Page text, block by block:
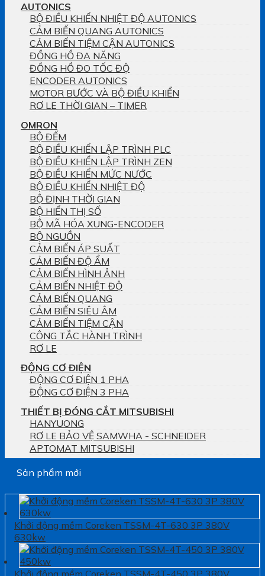
AUTONICS
BỘ ĐIỀU KHIỂN NHIỆT ĐỘ AUTONICS
CẢM BIẾN QUANG AUTONICS
CẢM BIẾN TIỆM CẬN AUTONICS
ĐỒNG HỒ ĐA NĂNG
ĐỒNG HỒ ĐO TỐC ĐỘ
ENCODER AUTONICS
MOTOR BƯỚC VÀ BỘ ĐIỀU KHIỂN
RƠ LE THỜI GIAN – TIMER
OMRON
BỘ ĐẾM
BỘ ĐIỀU KHIỂN LẬP TRÌNH PLC
BỘ ĐIỀU KHIỂN LẬP TRÌNH ZEN
BỘ ĐIỀU KHIỂN MỨC NƯỚC
BỘ ĐIỀU KHIỂN NHIỆT ĐỘ
BỘ ĐỊNH THỜI GIAN
BỘ HIỂN THỊ SỐ
BỘ MÃ HÓA XUNG-ENCODER
BỘ NGUỒN
CẢM BIẾN ÁP SUẤT
CẢM BIẾN ĐỘ ẨM
CẢM BIẾN HÌNH ẢNH
CẢM BIẾN NHIỆT ĐỘ
CẢM BIẾN QUANG
CẢM BIẾN SIÊU ÂM
CẢM BIẾN TIỆM CẬN
CÔNG TẮC HÀNH TRÌNH
RƠ LE
ĐỘNG CƠ ĐIỆN
ĐỘNG CƠ ĐIỆN 1 PHA
ĐỘNG CƠ ĐIỆN 3 PHA
THIẾT BỊ ĐÓNG CẮT MITSUBISHI
HANYUONG
RƠ LE BẢO VỆ SAMWHA - SCHNEIDER
APTOMAT MITSUBISHI
Sản phẩm mới
Khởi động mềm Coreken TSSM-4T-630 3P 380V
630kw